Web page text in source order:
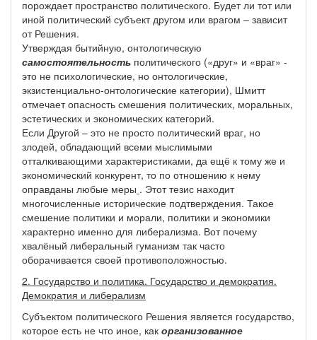
порождает пространство политического. Будет ли тот или
иной политический субъект другом или врагом – зависит
от Решения.
Утверждая бытийную, онтологическую
самостоятельность политического («друг» и «враг» -
это не психологические, но онтологические,
экзистенциально-онтологические категории), Шмитт
отмечает опасность смешения политических, моральных,
эстетических и экономических категорий.
Если Другой – это не просто политический враг, но
злодей, обладающий всеми мыслимыми
отталкивающими характеристиками, да ещё к тому же и
экономический конкурент, то по отношению к нему
оправданы любые меры . Этот тезис находит
многочисленные исторические подтверждения. Такое
смешение политики и морали, политики и экономики
характерно именно для либерализма. Вот почему
хвалёный либеральный гуманизм так часто
оборачивается своей противоположностью.
2. Государство и политика. Государство и демократия.
Демократия и либерализм
Субъектом политического Решения является государство,
которое есть не что иное, как организованное